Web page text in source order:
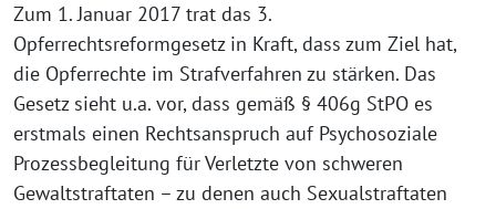
Zum 1. Januar 2017 trat das 3.
Opferrechtsreformgesetz in Kraft, dass zum Ziel hat,
die Opferrechte im Strafverfahren zu stärken. Das
Gesetz sieht u.a. vor, dass gemäß § 406g StPO es
erstmals einen Rechtsanspruch auf Psychosoziale
Prozessbegleitung für Verletzte von schweren
Gewaltstraftaten – zu denen auch Sexualstraftaten